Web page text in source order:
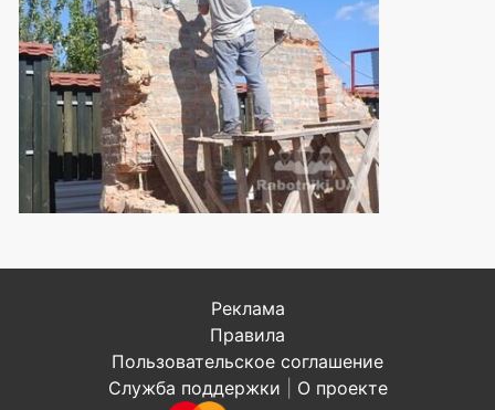
Реклама
Правила
Пользовательское соглашение
Служба поддержки
О проекте